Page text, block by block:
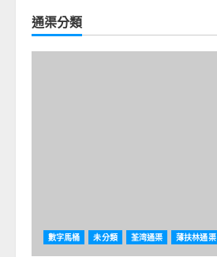
通渠分類
數字馬桶 未分類 荃湾通渠 薄扶林通渠